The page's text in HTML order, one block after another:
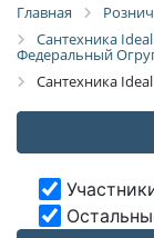
Главная
Сантехника
Федеральный
Сантехника